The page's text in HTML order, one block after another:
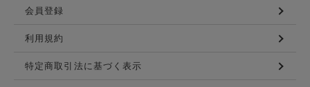
会員登録
利用規約
特定商取引法に基づく表示